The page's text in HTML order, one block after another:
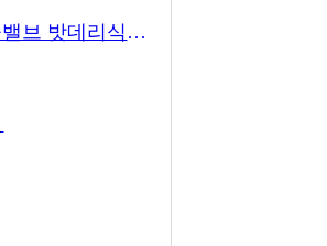
FU-707솔밸브 밧데리식 전자변